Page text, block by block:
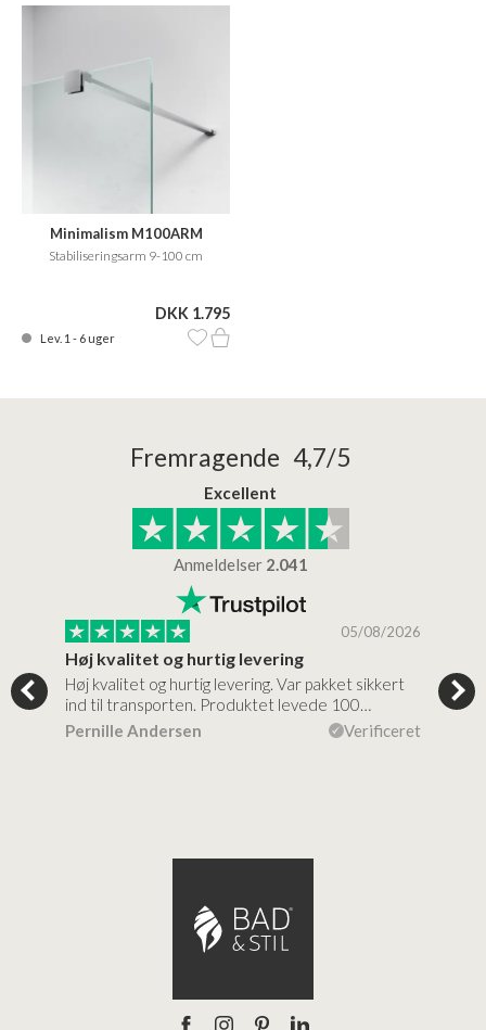
Minimalism M100ARM
Stabiliseringsarm 9-100 cm
DKK 1.795
Lev. 1 - 6 uger
Fremragende 4,7/5
Excellent
Anmeldelser 2.041
05/08/2026
Høj kvalitet og hurtig levering
Høj kvalitet og hurtig levering. Var pakket sikkert
ind til transporten. Produktet levede 100…
Pernille Andersen
Verificeret